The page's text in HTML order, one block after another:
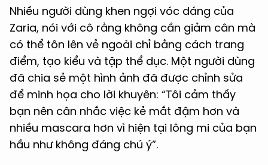
Nhiều người dùng khen ngợi vóc dáng của
Zaria, nói với cô rằng không cần giảm cân mà
có thể tôn lên vẻ ngoài chỉ bằng cách trang
điểm, tạo kiểu và tập thể dục. Một người dùng
đã chia sẻ một hình ảnh đã được chỉnh sửa
để minh họa cho lời khuyên: “Tôi cảm thấy
bạn nên cân nhắc việc kẻ mắt đậm hơn và
nhiều mascara hơn vì hiện tại lông mi của bạn
hầu như không đáng chú ý”.